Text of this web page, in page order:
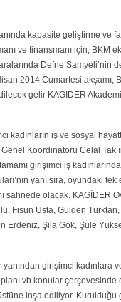
kapasite geliştirme ve
ve finansmanı için, BKM
Defne Samyeli’nin
2014 Cumartesi akşamı,
gelir KAGİDER
kadınların iş ve sosyal
Koordinatörü Celal
girişimci iş
yanı sıra, oyundaki
olacak. KAGİDER
Fisun Usta, Gülden
Erdeniz, Şila Gök, Şule
girişimci kadınlara
vb konular çerçevesinde
inşa ediliyor. Kurulduğu